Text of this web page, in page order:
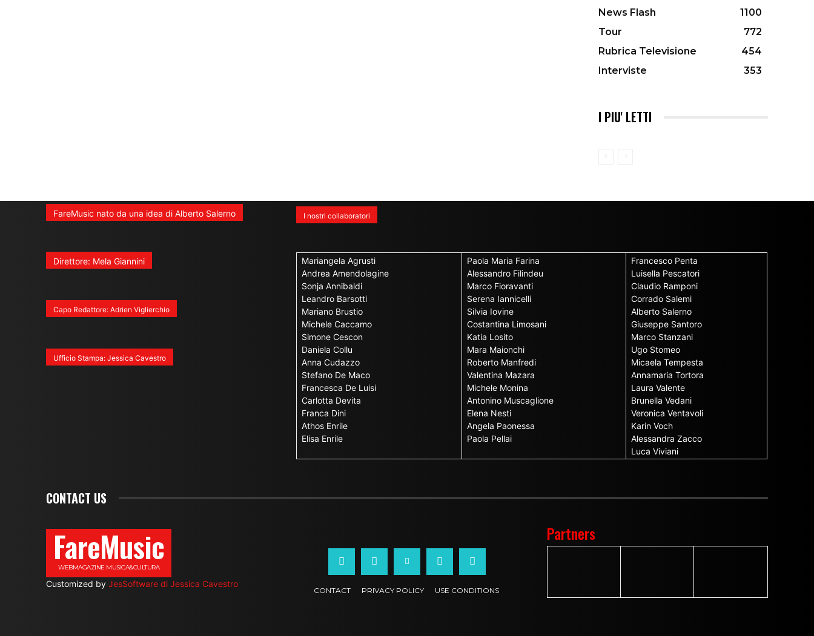
News Flash
1100
Tour
772
Rubrica Televisione
454
Interviste
353
I PIU' LETTI
FareMusic nato da una idea di Alberto Salerno
Direttore: Mela Giannini
Capo Redattore: Adrien Viglierchio
Ufficio Stampa: Jessica Cavestro
I nostri collaboratori
Mariangela Agrusti
Andrea Amendolagine
Sonja Annibaldi
Leandro Barsotti
Mariano Brustio
Michele Caccamo
Simone Cescon
Daniela Collu
Anna Cudazzo
Stefano De Maco
Francesca De Luisi
Carlotta Devita
Franca Dini
Athos Enrile
Elisa Enrile
Paola Maria Farina
Alessandro Filindeu
Marco Fioravanti
Serena Iannicelli
Silvia Iovine
Costantina Limosani
Katia Losito
Mara Maionchi
Roberto Manfredi
Valentina Mazara
Michele Monina
Antonino Muscaglione
Elena Nesti
Angela Paonessa
Paola Pellai
Francesco Penta
Luisella Pescatori
Claudio Ramponi
Corrado Salemi
Alberto Salerno
Giuseppe Santoro
Marco Stanzani
Ugo Stomeo
Micaela Tempesta
Annamaria Tortora
Laura Valente
Brunella Vedani
Veronica Ventavoli
Karin Voch
Alessandra Zacco
Luca Viviani
CONTACT US
FareMusic
WEBMAGAZINE MUSICA&CULTURA
Customized by JesSoftware di Jessica Cavestro
CONTACT PRIVACY POLICY USE CONDITIONS
Partners